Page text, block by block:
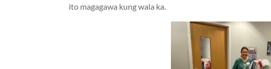
ito magagawa kung wala ka.